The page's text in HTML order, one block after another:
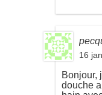
16
Bonjour,
douche